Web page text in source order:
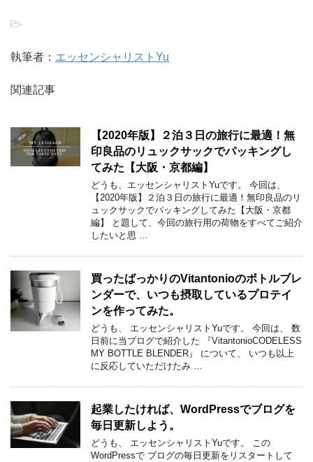
-
執筆者： エッセンシャリストYu
関連記事
【2020年版】２泊３日の旅行に最適！無
印良品のリュックサックでパッキングし
てみた【大阪・京都編】
どうも、エッセンシャリストYuです。 今回は、
【2020年版】２泊３日の旅行に最適！無印良品のリ
ュックサックでパッキングしてみた【大阪・京都
編】 と題して、今回の旅行用の荷物をすべてご紹介
したいと思 …
買ったばっかりのVitantonioのボトルブレ
ンダーで、いつも摂取しているプロテイ
ンを作ってみた。
どうも、 エッセンシャリストYuです。 今回は、 数
日前に当ブログで紹介した 『VitantonioCODELESS
MY BOTTLE BLENDER』 について、 いつも以上
に反応していただけたみ …
起業したければ、WordPressでブログを
毎日更新しよう。
どうも、 エッセンシャリストYuです。 この
WordPressで ブログの毎日更新をリスタートして